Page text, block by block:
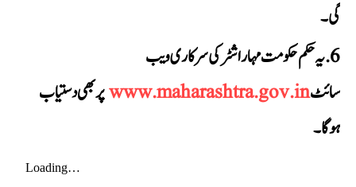
گی۔
یہ حکم حکومت مہاراشٹر کی سرکاری ویب
سائٹwww.maharashtra.gov.inپر بھی دستیاب
ہوگا۔